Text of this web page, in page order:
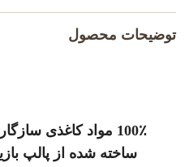
توضیحات محصول
100٪ مواد کاغذی
ساخته شده از پالپ